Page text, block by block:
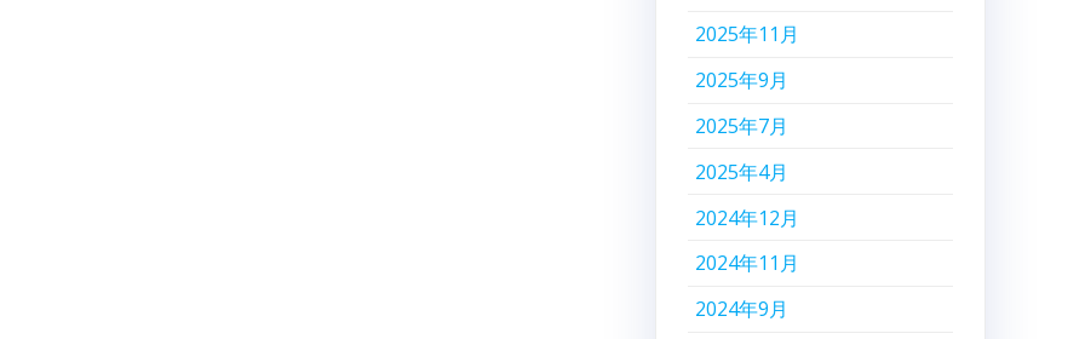
2025年11月
2025年9月
2025年7月
2025年4月
2024年12月
2024年11月
2024年9月